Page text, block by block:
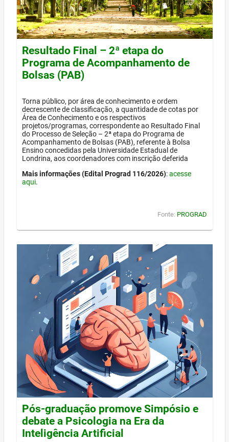
Resultado Final – 2ª etapa do
Programa de Acompanhamento de
Bolsas (PAB)
Torna público, por área de conhecimento e ordem
decrescente de classificação, a quantidade de cotas por
Área de Conhecimento e os respectivos
projetos/programas, correspondente ao Resultado Final
do Processo de Seleção – 2ª etapa do Programa de
Acompanhamento de Bolsas (PAB), referente à Bolsa
Ensino concedidas pela Universidade Estadual de
Londrina, aos coordenadores com inscrição deferida
Mais informações (Edital Prograd 116/2026):acesse
aqui.
Fonte: PROGRAD
Pós-graduação promove Simpósio e
debate a Psicologia na Era da
Inteligência Artificial